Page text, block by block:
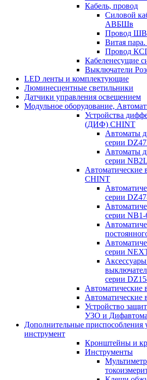
Кабель, провод
Силовой
АВБШв
Провод
Витая
Провод
Кабеленесущие
Выключатели
LED ленты и комплектующие
Люминесцентные светильники
Датчики управления освещением
Модульное оборудование,
Устройства
(ДИФ) CHINT
Автоматы
серии
Автоматы
серии
CHINT
серии
серии
серии
серии
Автоматические
Автоматические
Устройство
УЗО и
Дополнительные приспособления
инструмент
Кронштейны и
Инструменты